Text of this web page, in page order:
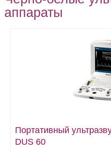
Недорогие
Стационарные
ПО ПРОИЗВОДИТЕЛЯМ
аппараты
Портативный
DUS 60